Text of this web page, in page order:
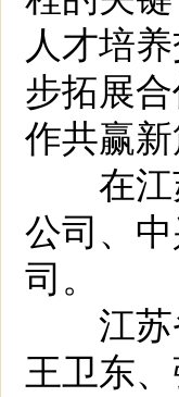
人才培
步拓展
作共赢新
在江
公司、
司。
江苏
王卫东